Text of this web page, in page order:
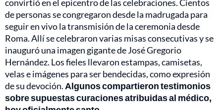
convirtió en el epicentro de las celebraciones. Cientos
de personas se congregaron desde la madrugada para
seguir en vivo la transmisión de la ceremonia desde
Roma. Allí se celebraron varias misas consecutivas y se
inauguró una imagen gigante de José Gregorio
Hernández. Los fieles llevaron estampas, camisetas,
velas e imágenes para ser bendecidas, como expresión
de su devoción. Algunos compartieron testimonios
sobre supuestas curaciones atribuidas al médico,